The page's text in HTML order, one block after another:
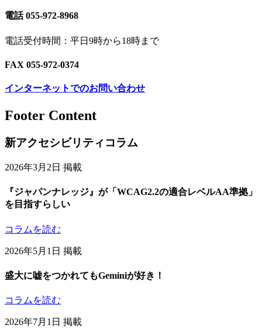
電話 055-972-8968
電話受付時間：平日9時から18時まで
FAX 055-972-0374
インターネットでのお問い合わせ
Footer Content
新アクセシビリティコラム
2026年3月2日 掲載
『ジャパンナレッジ』が「WCAG2.2の適合レベルAA準拠」
を目指すらしい
コラムを読む
2026年5月1日 掲載
盛大に嘘をつかれてもGeminiが好き！
コラムを読む
2026年7月1日 掲載